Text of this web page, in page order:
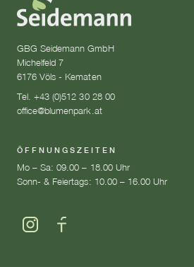
GBG Seidemann GmbH
Michelfeld 7
6176 Völs - Kematen
Tel. +43 (0)512 30 28 00
office@blumenpark.at
ÖFFNUNGSZEITEN
Mo – Sa: 09.00 – 18.00 Uhr
Sonn- & Feiertags: 10.00 – 16.00 Uhr